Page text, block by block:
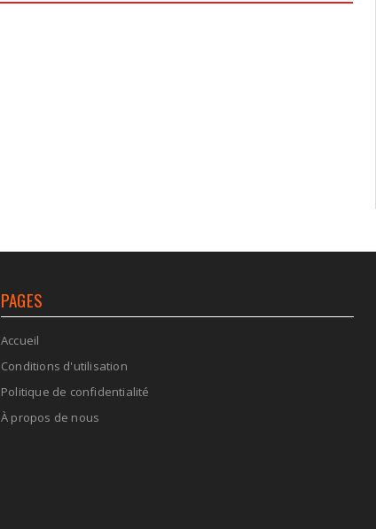
PAGES
Accueil
Conditions d'utilisation
Politique de confidentialité
À propos de nous